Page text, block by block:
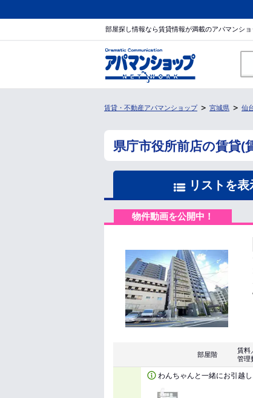
部屋探し情報なら賃貸情報が満載のアパマンシ
賃貸・不動産アパマンショップ 宮城県 仙
県庁市役所前店の賃貸(
リストを表
物件動画を公開中！
部屋階
賃料
管理
わんちゃんと一緒にお引越